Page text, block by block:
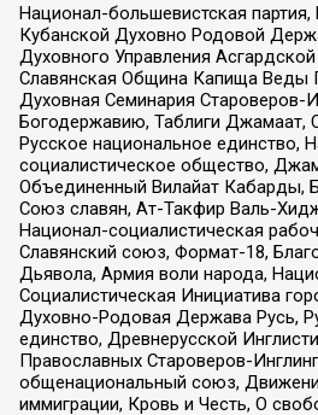
Национал-большевистская
Кубанской Духовно Родовой
Духовного Управления
Славянская Община Капища Веды
Духовная Семинария Староверов-
Богодержавию, Таблиги Джамаат,
Русское национальное единство,
социалистическое общество,
Объединенный Вилайат Кабарды,
Союз славян, Ат-Такфир Валь-
Национал-социалистическая
Славянский союз, Формат-18,
Дьявола, Армия воли народа,
Социалистическая Инициатива
Духовно-Родовая Держава Русь,
единство, Древнерусской
Православных Староверов-
общенациональный союз,
иммиграции, Кровь и Честь, О